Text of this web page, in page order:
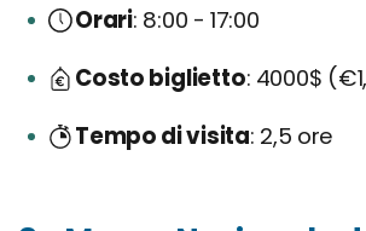
Orari 8:00 - 17:00
Costo biglietto 4000$
Tempo di visita 2,5 ore